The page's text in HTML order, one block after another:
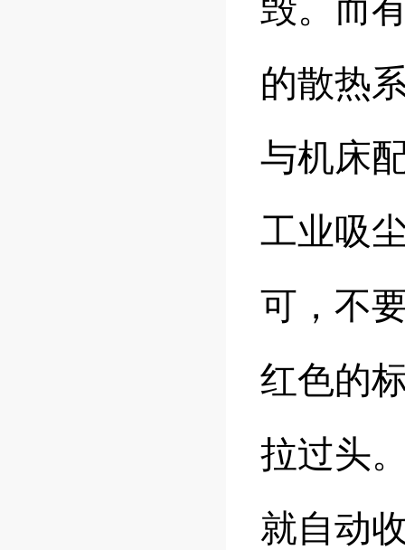
毁。而
的散热
与机床
工业吸
可，不
红色的
拉过头
就自动